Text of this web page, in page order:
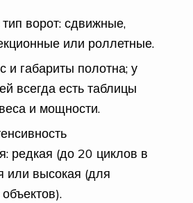
ворот: сдвижные,
или роллетные.
и габариты полотна; у
всегда есть таблицы
и мощности.
редкая (до 20 циклов в
или высокая (для